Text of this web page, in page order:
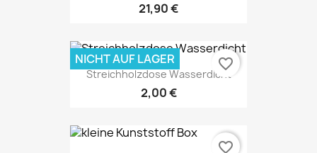
21,90 €
Streichholzdose Wasserdicht
2,00 €
NICHT AUF LAGER favorite_border
favorite_border